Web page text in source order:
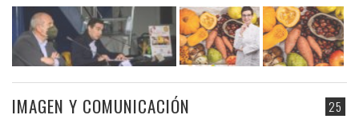
25
IMAGEN Y COMUNICACIÓN